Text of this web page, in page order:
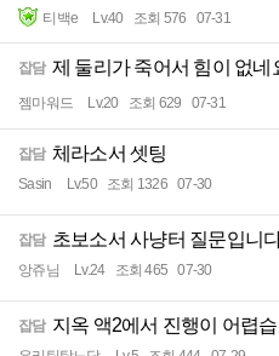
티백e Lv.40 조회 576 07-31
잡담 제 둘리가 죽어서 힘이 없네
젬마워드 Lv.20 조회 629 07-31
잡담 체라소서 셋팅
Sasin Lv.50 조회 1326 07-30
잡담 초보소서 사냥터 질문입니
앙쥬님 Lv.24 조회 465 07-30
잡담 지옥 액2에서 진행이 어렵